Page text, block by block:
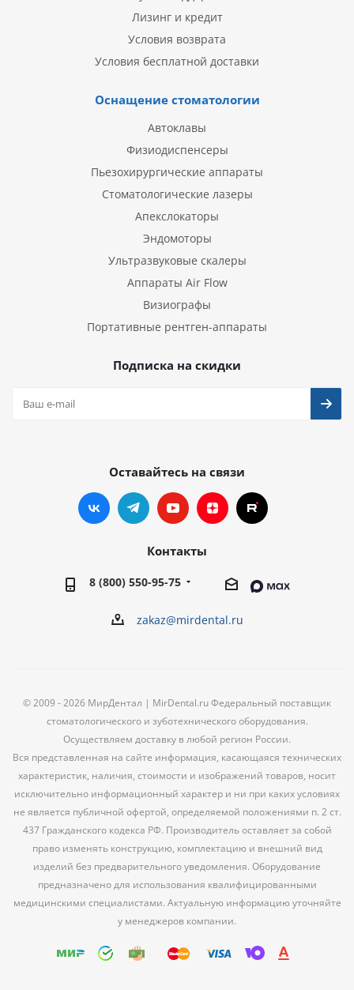
Лизинг и кредит
Условия возврата
Условия бесплатной доставки
Оснащение стоматологии
Автоклавы
Физиодиспенсеры
Пьезохирургические аппараты
Стоматологические лазеры
Апекслокаторы
Эндомоторы
Ультразвуковые скалеры
Аппараты Air Flow
Визиографы
Портативные рентген-аппараты
Подписка на скидки
Оставайтесь на связи
Контакты
8 (800) 550-95-75
zakaz@mirdental.ru
© 2009 - 2026 МирДентал | MirDental.ru Федеральный поставщик
стоматологического и зуботехнического оборудования.
Осуществляем доставку в любой регион России.
Вся представленная на сайте информация, касающаяся технических
характеристик, наличия, стоимости и изображений товаров, носит
исключительно информационный характер и ни при каких условиях
не является публичной офертой, определяемой положениями п. 2 ст.
437 Гражданского кодекса РФ. Производитель оставляет за собой
право изменять конструкцию, комплектацию и внешний вид
изделий без предварительного уведомления. Оборудование
предназначено для использования квалифицированными
медицинскими специалистами. Актуальную информацию уточняйте
у менеджеров компании.